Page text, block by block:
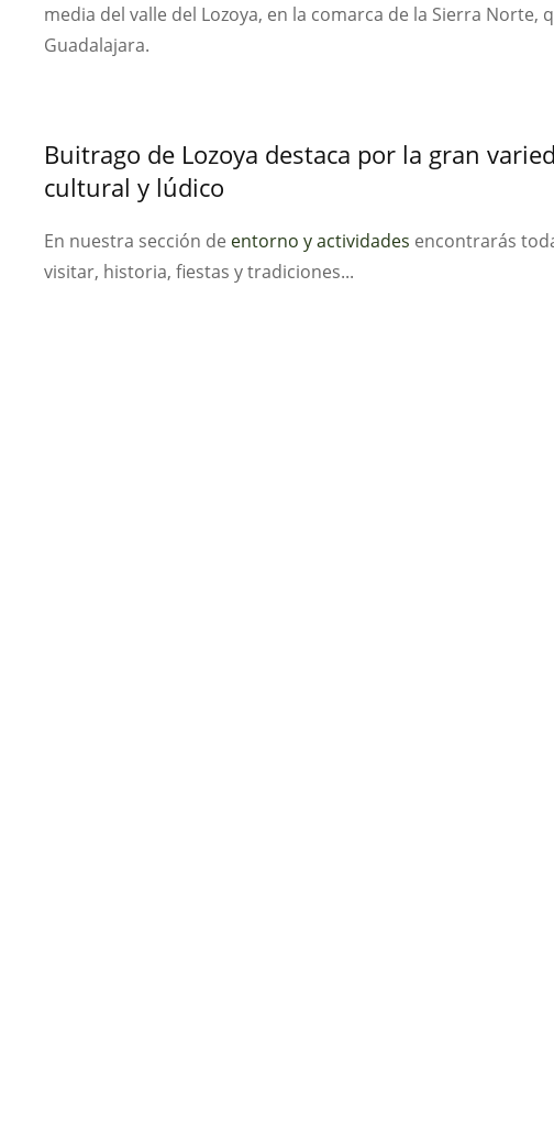
media del valle del Lozoya, en la comarca de la Sierra Norte,
Guadalajara.
Buitrago de Lozoya destaca por la gran
cultural y lúdico
En nuestra sección de entorno y actividades encontrarás
visitar, historia, fiestas y tradiciones...